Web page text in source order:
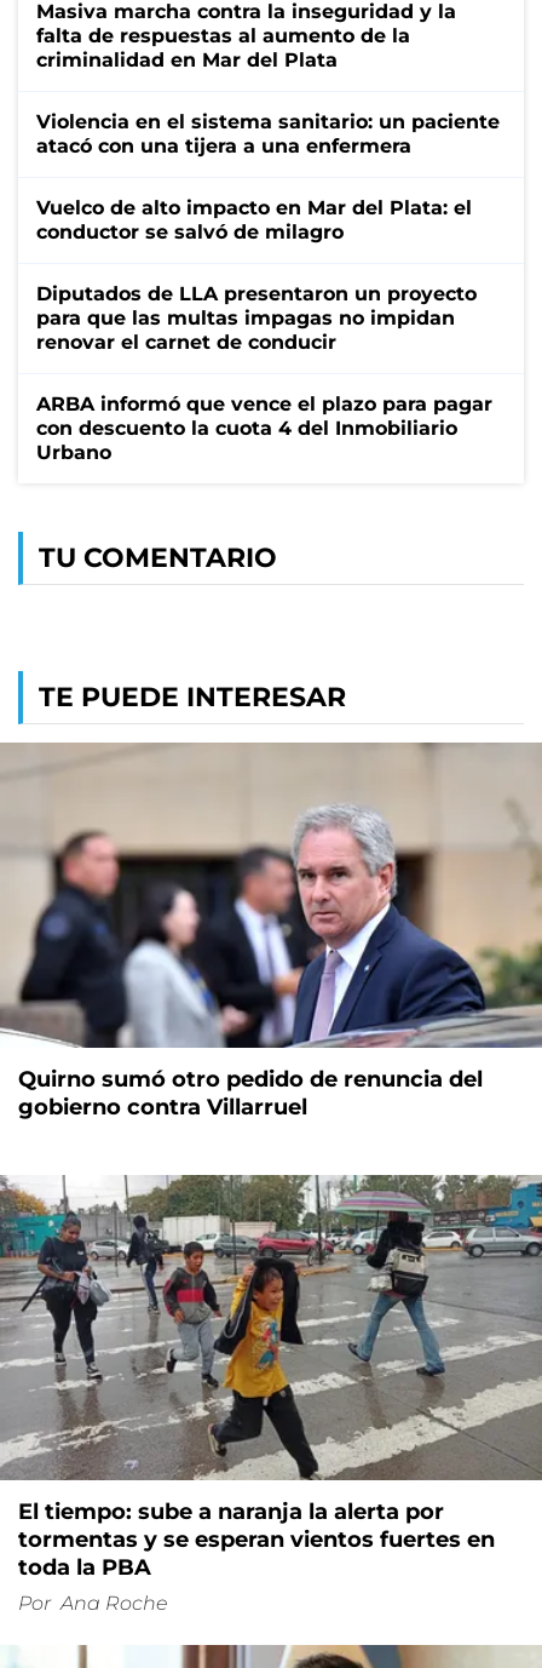
Masiva marcha contra la inseguridad y la
falta de respuestas al aumento de la
criminalidad en Mar del Plata
Violencia en el sistema sanitario: un paciente
atacó con una tijera a una enfermera
Vuelco de alto impacto en Mar del Plata: el
conductor se salvó de milagro
Diputados de LLA presentaron un proyecto
para que las multas impagas no impidan
renovar el carnet de conducir
ARBA informó que vence el plazo para pagar
con descuento la cuota 4 del Inmobiliario
Urbano
TU COMENTARIO
TE PUEDE INTERESAR
Quirno sumó otro pedido de renuncia del
gobierno contra Villarruel
El tiempo: sube a naranja la alerta por
tormentas y se esperan vientos fuertes en
toda la PBA
Por Ana Roche